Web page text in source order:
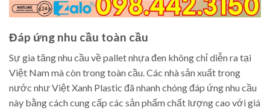
Đáp ứng nhu cầu toàn cầu
Sự gia tăng nhu cầu về pallet nhựa đen không chỉ diễn ra tại
Việt Nam mà còn trong toàn cầu. Các nhà sản xuất trong
nước như Việt Xanh Plastic đã nhanh chóng đáp ứng nhu cầu
này bằng cách cung cấp các sản phẩm chất lượng cao với giá